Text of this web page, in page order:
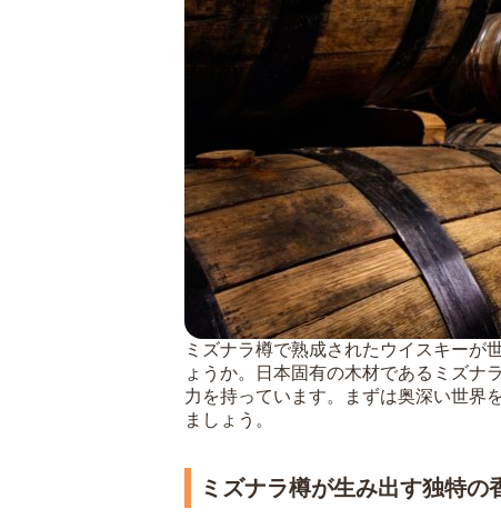
ミズナラ樽で熟成されたウイスキーが
ょうか。日本固有の木材であるミズナ
力を持っています。まずは奥深い世界
ましょう。
ミズナラ樽が生み出す独特の